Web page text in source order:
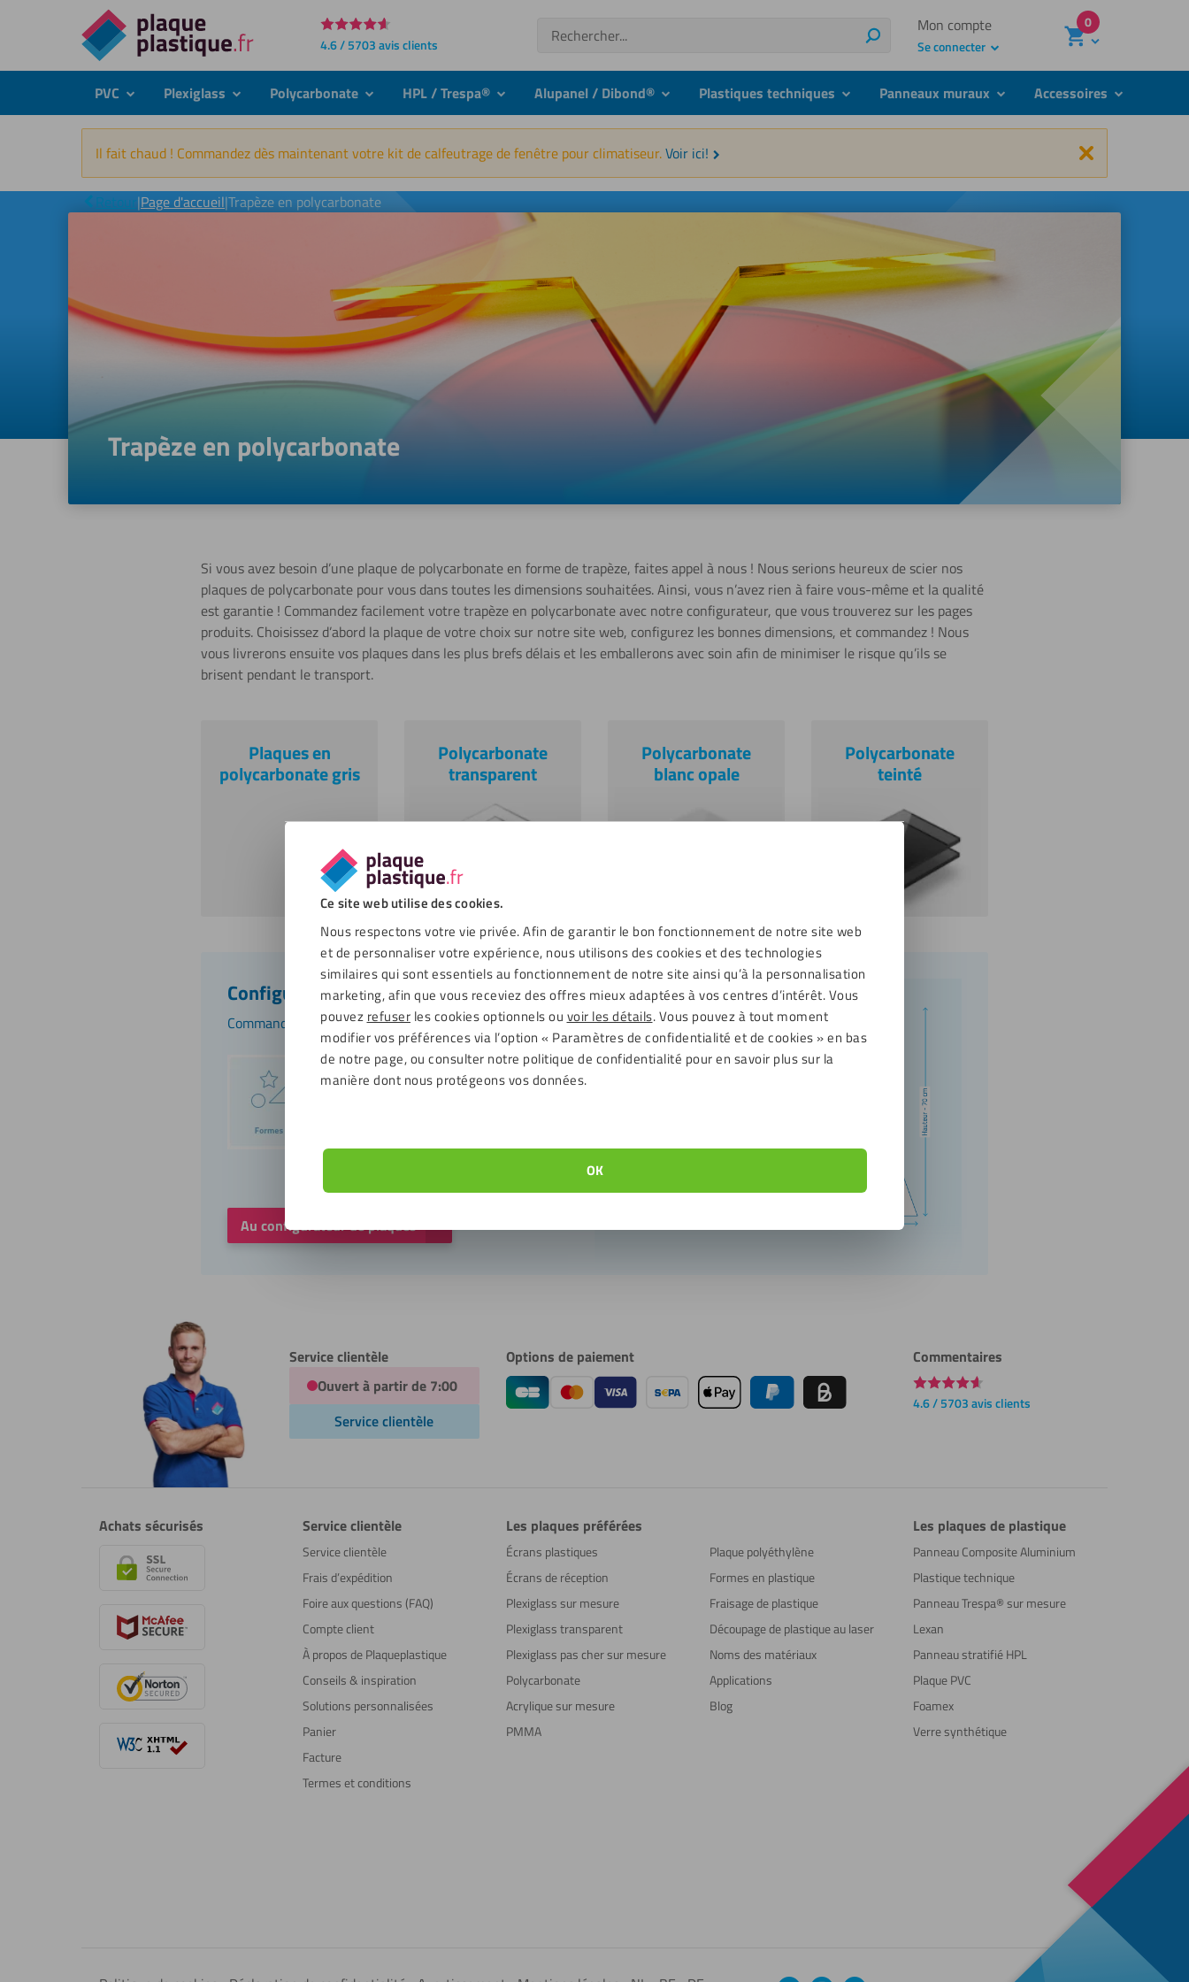
Ce site web utilise des cookies.
Nous respectons votre vie privée. Afin de garantir le bon fonctionnement de notre site web
et de personnaliser votre expérience, nous utilisons des cookies et des technologies
similaires qui sont essentiels au fonctionnement de notre site ainsi qu’à la personnalisation
marketing, afin que vous receviez des offres mieux adaptées à vos centres d’intérêt. Vous
pouvez refuser les cookies optionnels ou voir les détails. Vous pouvez à tout moment
modifier vos préférences via l’option « Paramètres de confidentialité et de cookies » en bas
de notre page, ou consulter notre politique de confidentialité pour en savoir plus sur la
manière dont nous protégeons vos données.
OK
Directement
au
contenu
4.6 / 5703 avis clients
Recherche
Rechercher
Mon compte
Se connecter
0
PVC submenuPlexiglass submenuPolycarbonate submenuHPL / Trespa® submenuAlupanel / Dibond® submenuPlastiques techniques submenuPanneaux muraux submenuAccessoires submenu
Il fait chaud ! Commandez dès maintenant votre kit de calfeutrage de fenêtre pour climatiseur.Voir ici! Fermer
Retour|Page d'accueil|Trapèze en polycarbonate
Trapèze en polycarbonate
Si vous avez besoin d’une plaque de polycarbonate en forme de trapèze, faites appel à nous ! Nous serions heureux de scier nos
plaques de polycarbonate pour vous dans toutes les dimensions souhaitées. Ainsi, vous n’avez rien à faire vous-même et la qualité
est garantie ! Commandez facilement votre trapèze en polycarbonate avec notre configurateur, que vous trouverez sur les pages
produits. Choisissez d’abord la plaque de votre choix sur notre site web, configurez les bonnes dimensions, et commandez ! Nous
vous livrerons ensuite vos plaques dans les plus brefs délais et les emballerons avec soin afin de minimiser le risque qu’ils se
brisent pendant le transport.
Plaques en
polycarbonate gris
Polycarbonate
transparent
Polycarbonate
blanc opale
Polycarbonate
teinté
Configurateur de plaques
Commandez maintenant!
Au configurateur de plaques
Service clientèle
Ouvert à partir de 7:00
Service clientèle
Options de paiement Commentaires
4.6 / 5703 avis clients
Achats sécurisés Service clientèle
Service clientèle
Frais d’expédition
Foire aux questions (FAQ)
Compte client
À propos de Plaqueplastique
Conseils & inspiration
Solutions personnalisées
Panier
Facture
Termes et conditions
Les plaques préférées
Écrans plastiques
Écrans de réception
Plexiglass sur mesure
Plexiglass transparent
Plexiglass pas cher sur mesure
Polycarbonate
Acrylique sur mesure
PMMA
Plaque polyéthylène
Formes en plastique
Fraisage de plastique
Découpage de plastique au laser
Noms des matériaux
Applications
Blog
Les plaques de plastique
Panneau Composite Aluminium
Plastique technique
Panneau Trespa® sur mesure
Lexan
Panneau stratifié HPL
Plaque PVC
Foamex
Verre synthétique